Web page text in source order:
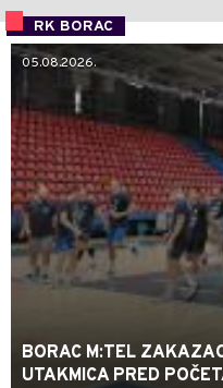
RK BORAC
05.08.2026.
BORAC M:TEL
UTAKMICA PRED